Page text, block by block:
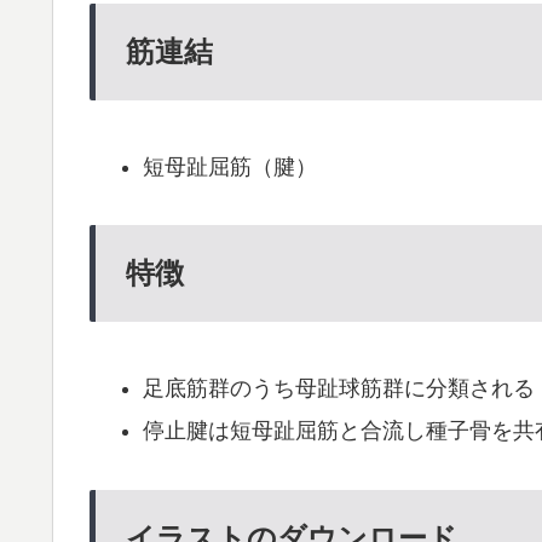
筋連結
短母趾屈筋（腱）
特徴
足底筋群のうち母趾球筋群に分類される
停止腱は短母趾屈筋と合流し種子骨を共